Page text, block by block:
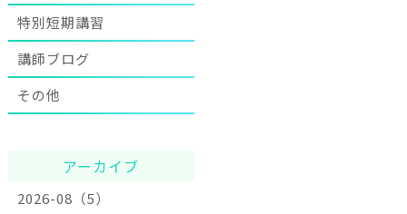
特別短期講習
講師ブログ
その他
アーカイブ
2026-08（5）